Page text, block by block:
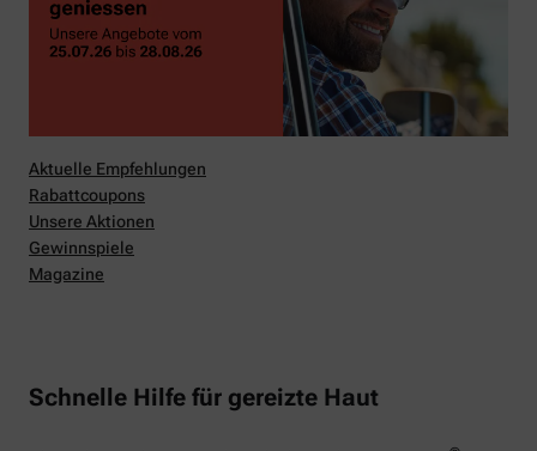
Aktuelle Empfehlungen
Rabattcoupons
Unsere Aktionen
Gewinnspiele
Magazine
Schnelle Hilfe für gereizte Haut